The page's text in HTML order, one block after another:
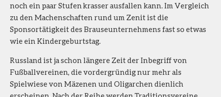
noch ein paar Stufen krasser ausfallen kann. Im Vergleich
zu den Machenschaften rund um Zenit ist die
Sponsortätigkeit des Brauseunternehmens fast so etwas
wie ein Kindergeburtstag.
Russland ist ja schon längere Zeit der Inbegriff von
Fußballvereinen, die vordergründig nur mehr als
Spielwiese von Mäzenen und Oligarchen dienlich